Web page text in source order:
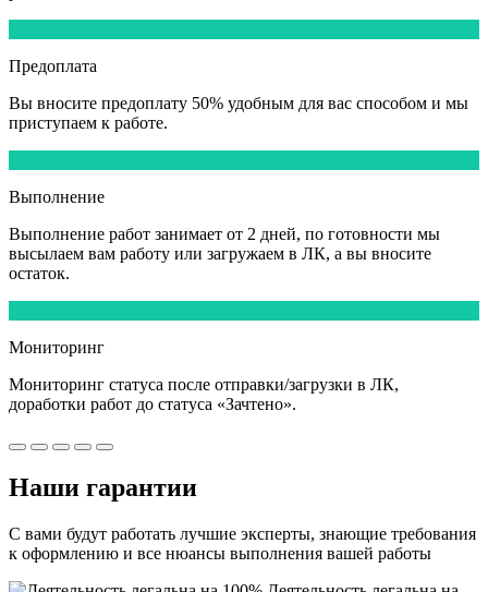
Предоплата
Вы вносите предоплату 50% удобным для вас способом и мы
приступаем к работе.
Выполнение
Выполнение работ занимает от 2 дней, по готовности мы
высылаем вам работу или загружаем в ЛК, а вы вносите
остаток.
Мониторинг
Мониторинг статуса после отправки/загрузки в ЛК,
доработки работ до статуса «Зачтено».
Наши гарантии
С вами будут работать лучшие эксперты, знающие требования
к оформлению и все нюансы выполнения вашей работы